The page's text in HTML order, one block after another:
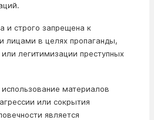
и строго запрещена к
лицами в целях пропаганды,
легитимизации преступных
материалов
или сокрытия
является